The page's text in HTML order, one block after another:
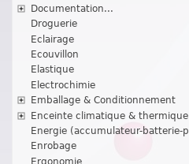
Documentation...
Droguerie
Eclairage
Ecouvillon
Elastique
Electrochimie
Emballage & Conditionnement
Enceinte climatique & thermique
Energie (accumulateur-batterie-p
Enrobage
Ergonomie